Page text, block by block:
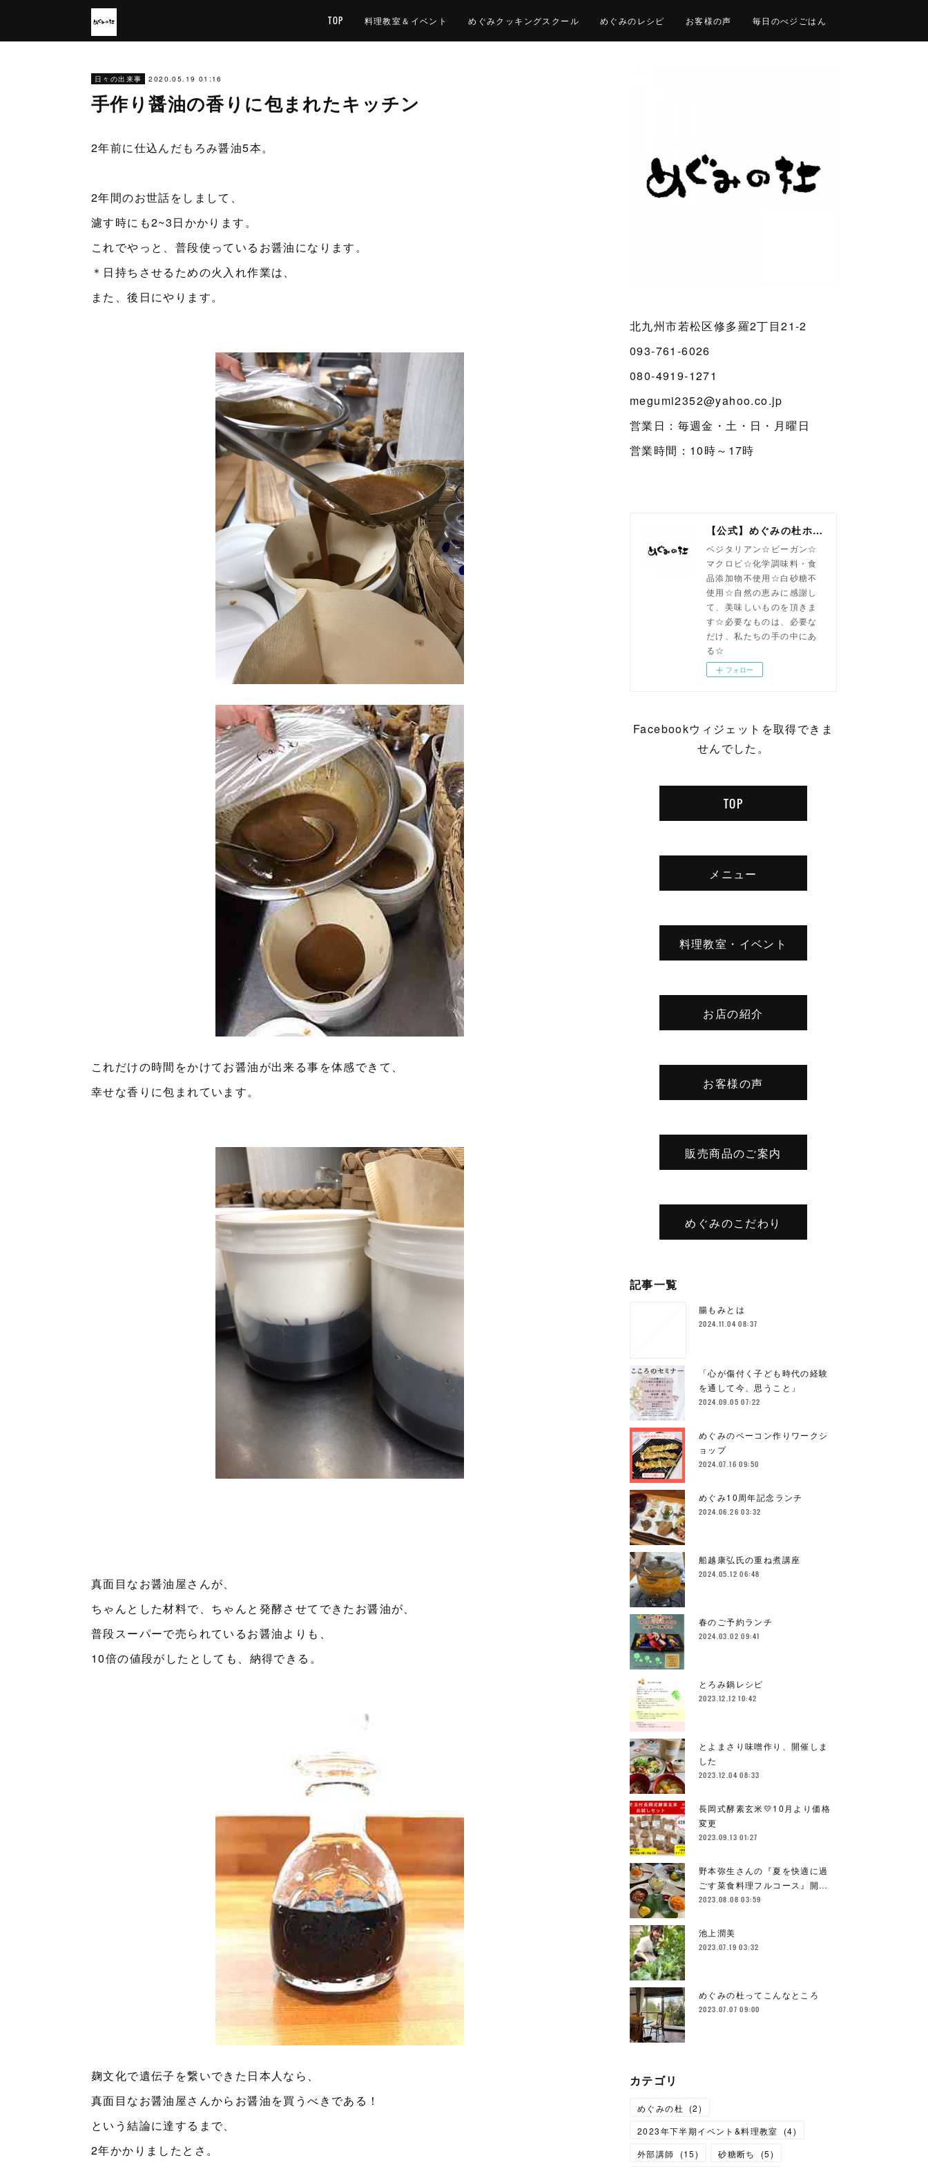
TOP 料理教室＆イベント めぐみクッキングスクール めぐみのレシピ お客様の声 毎日のべジごはん
日々の出来事 2020.05.19 01:16
手作り醤油の香りに包まれたキッチン
2年前に仕込んだもろみ醤油5本。
2年間のお世話をしまして、
濾す時にも2~3日かかります。
これでやっと、普段使っているお醤油になります。
＊日持ちさせるための火入れ作業は、
また、後日にやります。
これだけの時間をかけてお醤油が出来る事を体感できて、
幸せな香りに包まれています。
真面目なお醤油屋さんが、
ちゃんとした材料で、ちゃんと発酵させてできたお醤油が、
普段スーパーで売られているお醤油よりも、
10倍の値段がしたとしても、納得できる。
麹文化で遺伝子を繋いできた日本人なら、
真面目なお醤油屋さんからお醤油を買うべきである！
という結論に達するまで、
2年かかりましたとさ。
北九州市若松区修多羅2丁目21-2
093-761-6026
080-4919-1271
megumi2352@yahoo.co.jp
営業日：毎週金・土・日・月曜日
営業時間：10時～17時
【公式】めぐみの杜ホームページ(旧自然食工房）
ベジタリアン☆ビーガン☆
マクロビ☆化学調味料・食
品添加物不使用☆白砂糖不
使用☆自然の恵みに感謝し
て、美味しいものを頂きま
す☆必要なものは、必要な
だけ、私たちの手の中にあ
る☆
フォロー
Facebookウィジェットを取得できま
せんでした。
TOP
メニュー
料理教室・イベント
お店の紹介
お客様の声
販売商品のご案内
めぐみのこだわり
記事一覧
腸もみとは
2024.11.04 08:37
「心が傷付く子ども時代の経験
を通して今、思うこと」
2024.09.05 07:22
めぐみのベーコン作りワークシ
ョップ
2024.07.16 09:50
めぐみ10周年記念ランチ
2024.06.26 03:32
船越康弘氏の重ね煮講座
2024.05.12 06:48
春のご予約ランチ
2024.03.02 09:41
とろみ鍋レシピ
2023.12.12 10:42
とよまさり味噌作り、開催しま
した
2023.12.04 08:33
長岡式酵素玄米💛10月より価格
変更
2023.09.13 01:27
野本弥生さんの『夏を快適に過
ごす菜食料理フルコース』開…
2023.08.08 03:59
池上潤美
2023.07.19 03:32
めぐみの杜ってこんなところ
2023.07.07 09:00
カテゴリ
めぐみの杜 (2)
2023年下半期イベント&料理教室
(4)
外部講師
(15) 砂糖断ち (5)